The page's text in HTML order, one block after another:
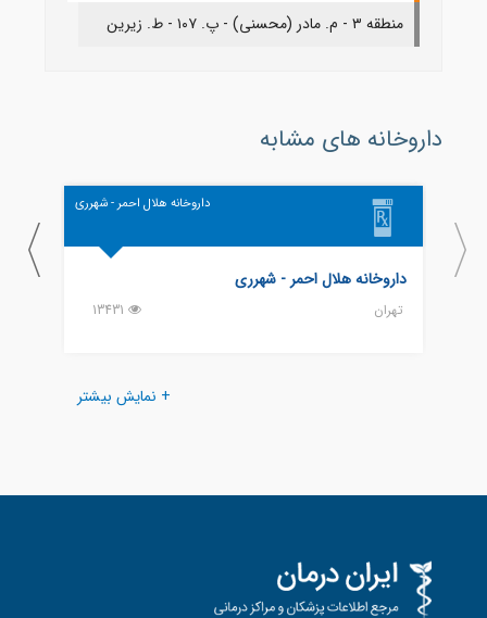
منطقه ۳ - م. مادر (محسنی) - پ. ۱۰۷ - ط. زیرین
داروخانه های مشابه
داروخانه هلال احمر - شهرری
داروخانه هلال احمر - شهرری
تهران 13431
+ نمایش بیشتر